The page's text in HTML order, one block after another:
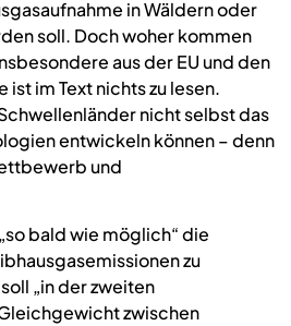
in Wäldern oder
soll. Doch woher kommen
aus der EU und den
ist im Text nichts zu lesen.
nicht selbst das
entwickeln können – denn
und
bald wie möglich“ die
zu
„in der zweiten
zwischen